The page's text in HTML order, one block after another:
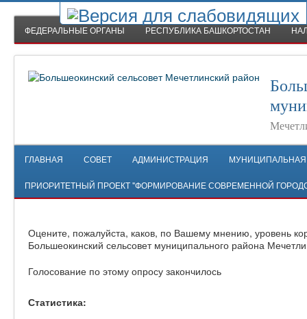
ФЕДЕРАЛЬНЫЕ ОРГАНЫ РЕСПУБЛИКА БАШКОРТОСТАН
ГЛАВНАЯ СОВЕТ АДМИНИСТРАЦИЯ
ПРИОРИТЕТНЫЙ ПРОЕКТ "ФОРМИРОВАНИЕ СОВРЕМЕННОЙ
Оцените, пожалуйста, каков, по Вашему мнению, уровень
Большеокинский сельсовет муниципального района
Голосование по этому опросу закончилось
Статистика: